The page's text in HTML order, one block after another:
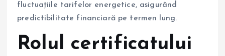
fluctuațiile tarifelor energetice, asigurând
predictibilitate financiară pe termen lung.
Rolul certificatului